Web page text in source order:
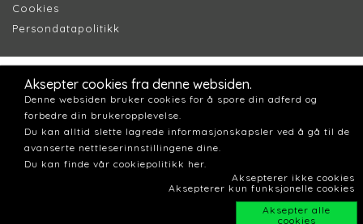
Cookies
Persondatapolitikk
Aksepter cookies fra denne websiden.
Denne websiden bruker cookies for å spore din adferd og
forbedre din brukeropplevelse.
Du kan alltid slette lagrede informasjonskapsler ved å gå til de
avanserte nettleserinnstillingene dine.
Du kan finde vår cookiepolitikk her.
Aksepterer ikke cookies
Aksepterer kun funksjonelle cookies
Aksepter alle
cookies